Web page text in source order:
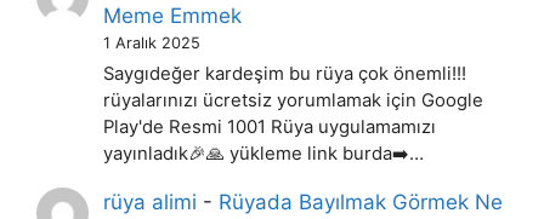
Meme Emmek
1 Aralık 2025
Saygıdeğer kardeşim bu rüya çok önemli!!!
rüyalarınızı ücretsiz yorumlamak için Google
Play'de Resmi 1001 Rüya uygulamamızı
yayınladık🎉🙏 yükleme link burda➡️…
rüya alimi - Rüyada Bayılmak Görmek Ne